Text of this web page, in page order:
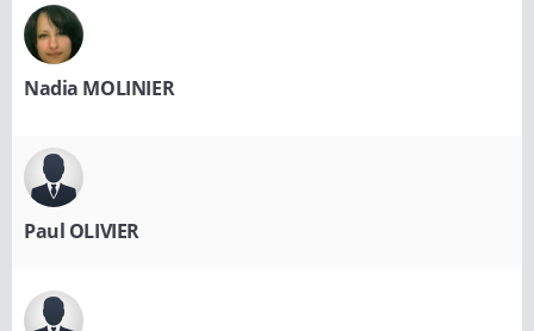
Nadia MOLINIER
Paul OLIVIER